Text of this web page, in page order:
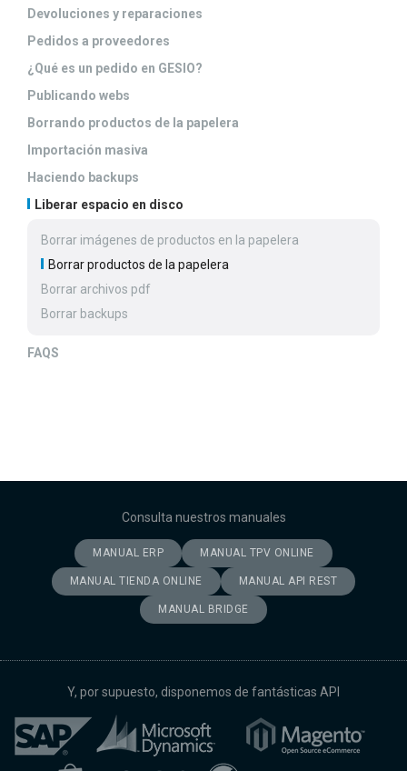
Devoluciones y reparaciones
Pedidos a proveedores
¿Qué es un pedido en GESIO?
Publicando webs
Borrando productos de la papelera
Importación masiva
Haciendo backups
Liberar espacio en disco
Borrar imágenes de productos en la papelera
Borrar productos de la papelera
Borrar archivos pdf
Borrar backups
FAQS
Consulta nuestros manuales
MANUAL ERP MANUAL TPV ONLINE
MANUAL TIENDA ONLINE MANUAL API REST
MANUAL BRIDGE
Y, por supuesto, disponemos de fantásticas API